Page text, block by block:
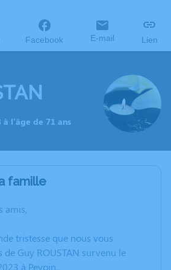
Facebook E-mail Lien
à l'âge de 71 ans
famille
amis,
tristesse que nous vous
de Guy ROUSTAN survenu le
à Peypin.